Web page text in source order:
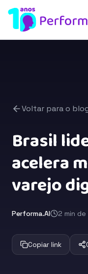
Voltar para o
Brasil
acelera
varejo
Performa.AI 2 min
Copiar link